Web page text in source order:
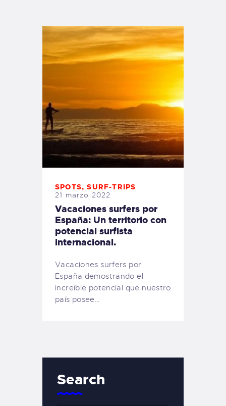
PEDIDOS
SPOTS,SURF-TRIPS
21 marzo 2022
Vacaciones surfers por
España: Un territorio con
potencial surfista
internacional.
Vacaciones surfers por
España demostrando el
increíble potencial que nuestro
país posee…
Search